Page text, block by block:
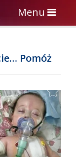
Toggle
navigation
Menu
Pomóż